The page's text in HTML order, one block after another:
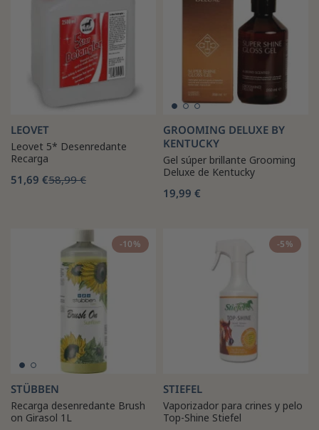
LEOVET
Leovet 5* Desenredante
Recarga
51,69 €58,99 €
GROOMING DELUXE BY
KENTUCKY
Gel súper brillante Grooming
Deluxe de Kentucky
19,99 €
-10%
STÜBBEN
Recarga desenredante Brush
on Girasol 1L
-5%
STIEFEL
Vaporizador para crines y pelo
Top-Shine Stiefel